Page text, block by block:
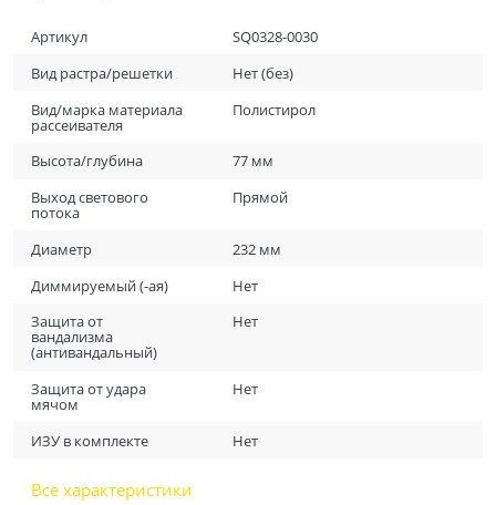
Артикул
SQ0328-0030
Вид растра/решетки
Нет (без)
Вид/марка материала
рассеивателя
Полистирол
Высота/глубина
77 мм
Выход светового
потока
Прямой
Диаметр
232 мм
Диммируемый (-ая)
Нет
Защита от
вандализма
(антивандальный)
Нет
Защита от удара
мячом
Нет
ИЗУ в комплекте Нет
Все характеристики